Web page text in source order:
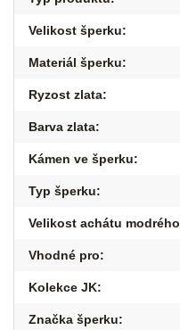
Velikost šperku:
Materiál šperku:
Ryzost zlata:
Barva zlata:
Kámen ve šperku:
Typ šperku:
Velikost achátu modrého
Vhodné pro:
Kolekce JK:
Značka šperku: